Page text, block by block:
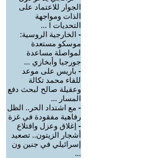
الجوار للاعتماد على
الذات ومواجهة
التحديات ا ...
- الخارجية الروسية:
موسكو مستعدة
لمواصلة مساعدة
جورجيا وأبخازي ...
- باريس على موعد
للقاء محمد تكالة
وعقيلة صالح لبحث دفع
المسار ...
- مع اشتداد الحر.. الظل
رفاهية مفقودة في غزة
- إغلاق وعزل واقتلاع
أشجار الزيتون.. تصعيد
إسرائيلي في جنين ون
...